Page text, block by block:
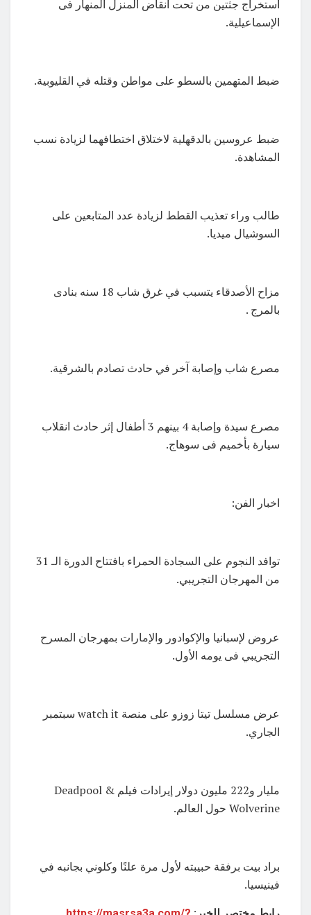
استخراج جثتين من تحت أنقاض المنزل المنهار فى
الإسماعيلية.
ضبط المتهمين بالسطو على مواطن وقتله في القليوبية.
ضبط عروسين بالدقهلية لاختلاق اختطافهما لزيادة نسب
المشاهدة.
طالب وراء تعذيب القطط لزيادة عدد المتابعين على
السوشيال ميديا.
مزاح الأصدقاء يتسبب في غرق شاب 18 سنه بنادى
بالمرج .
مصرع شاب وإصابة آخر في حادث تصادم بالشرقية.
مصرع سيدة وإصابة 4 بينهم 3 أطفال إثر حادث انقلاب
سيارة بأخميم فى سوهاج.
اخبار الفن:
توافد النجوم على السجادة الحمراء بافتتاح الدورة الـ 31
من المهرجان التجريبي.
عروض لإسبانيا والإكوادور والإمارات بمهرجان المسرح
التجريبي فى يومه الأول.
عرض مسلسل تيتا زوزو على منصة watch it سبتمبر
الجاري.
مليار و222 مليون دولار إيرادات فيلم Deadpool &
Wolverine حول العالم.
براد بيت برفقة حبيبته لأول مرة علنًا وكلوني بجانبه في
فينيسيا.